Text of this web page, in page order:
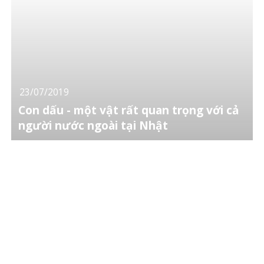
23/07/2019
Con dấu - một vật rất quan trọng với cả
người nước ngoài tại Nhật